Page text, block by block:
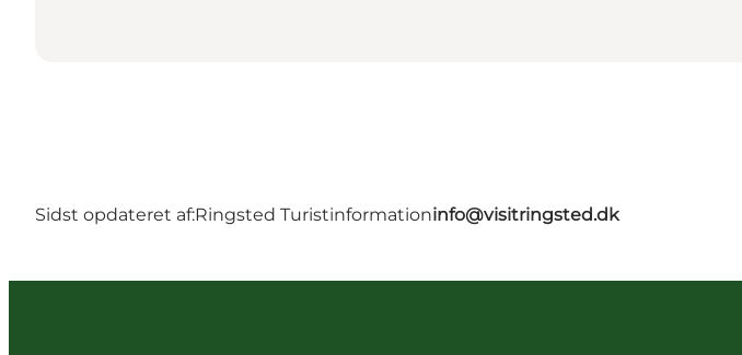
Sidst opdateret af:Ringsted Turistinformationinfo@visitringsted.dk